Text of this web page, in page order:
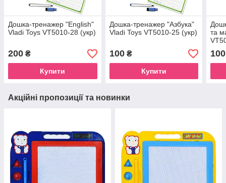
Дошка-тренажер "English"
Vladi Toys VT5010-28 (укр)
200 ₴
Купити
Дошка-тренажер "Азбука"
Vladi Toys VT5010-25 (укр)
100₴
Купити
та
100
Акційні пропозиції та новинки